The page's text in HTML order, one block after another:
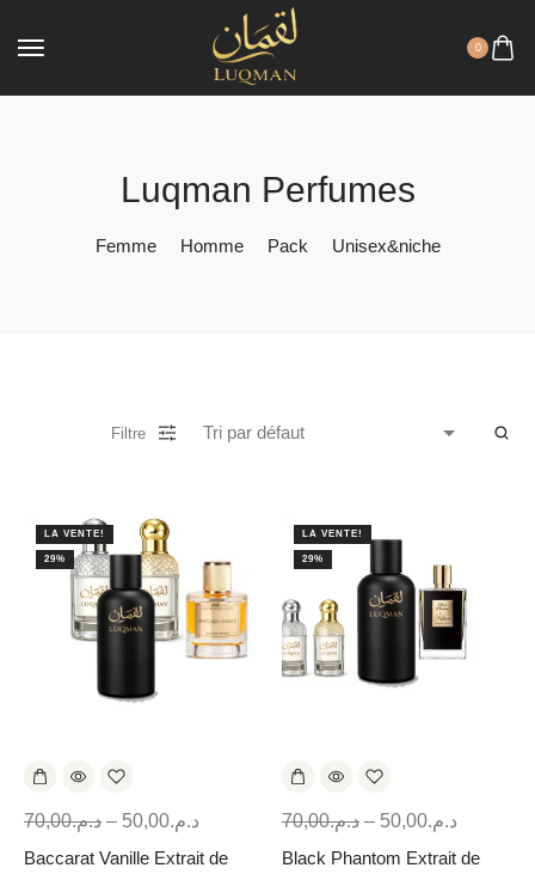
0
Luqman Perfumes
Femme Homme Pack Unisex&niche
Filtre
LA VENTE!
29%
د.م.70,00 – د.م.50,00
Baccarat Vanille Extrait de
LA VENTE!
29%
د.م.70,00 – د.م.50,00
Black Phantom Extrait de